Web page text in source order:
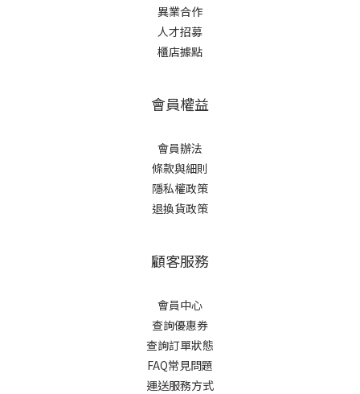
異業合作
人才招募
櫃店據點
會員權益
會員辦法
條款與細則
隱私權政策
退換貨政策
顧客服務
會員中心
查詢優惠券
查詢訂單狀態
FAQ常見問題
運送服務方式